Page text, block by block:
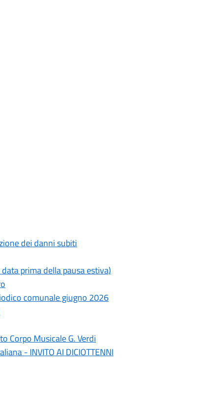
dei danni subiti
prima della pausa estiva)
comunale giugno 2026
Corpo Musicale G. Verdi
- INVITO AI DICIOTTENNI